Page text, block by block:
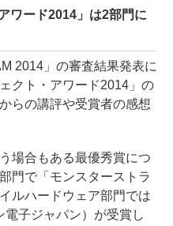
ワード2014」は2部門に
2014」の審査結果発表に
クト・アワード2014」の
らの講評や受賞者の感想
場合もある最優秀賞につ
門で「モンスターストラ
ルハードウェア部門では
電子ジャパン）が受賞し